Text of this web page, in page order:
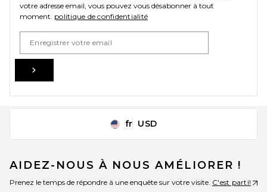
votre adresse email, vous pouvez vous désabonner à tout
moment. politique de confidentialité
Change Country Regions
fr USD
AIDEZ-NOUS À NOUS AMÉLIORER !
Prenez le temps de répondre à une enquête sur votre visite. C'est parti!